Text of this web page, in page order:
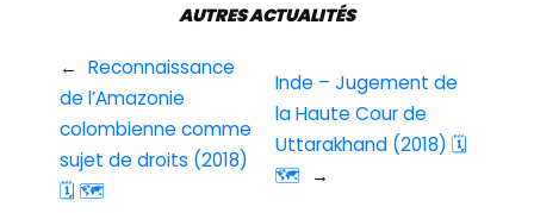
← Reconnaissance
de l’Amazonie
colombienne comme
sujet de droits (2018)
🗓 🗺
AUTRES ACTUALITÉS
Inde – Jugement de
la Haute Cour de
Uttarakhand (2018) 🗓
🗺
→